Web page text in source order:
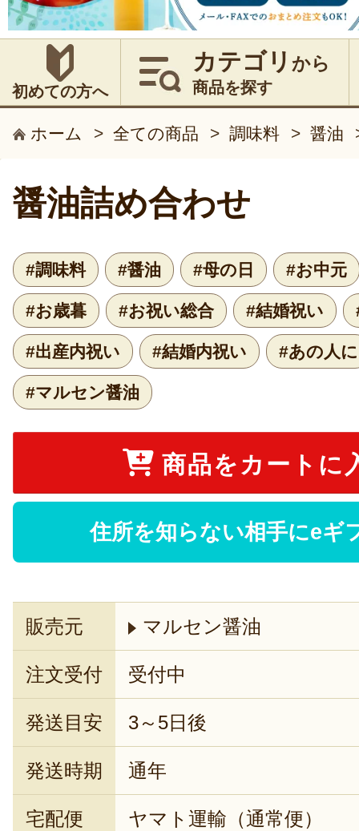
初めての方へ
カテゴリ から
商品を探す
ホーム > 全ての商品 > 調味料 > 醤油
醤油詰め合わせ
#調味料 #醤油 #母の日 #お中元
#お歳暮 #お祝い総合 #結婚祝い
#出産内祝い #結婚内祝い #あの人に
#マルセン醤油
商品をカートに
住所を知らない相手にeギ
販売元 マルセン醤油
注文受付 受付中
発送目安 3～5日後
発送時期 通年
宅配便 ヤマト運輸（通常便）